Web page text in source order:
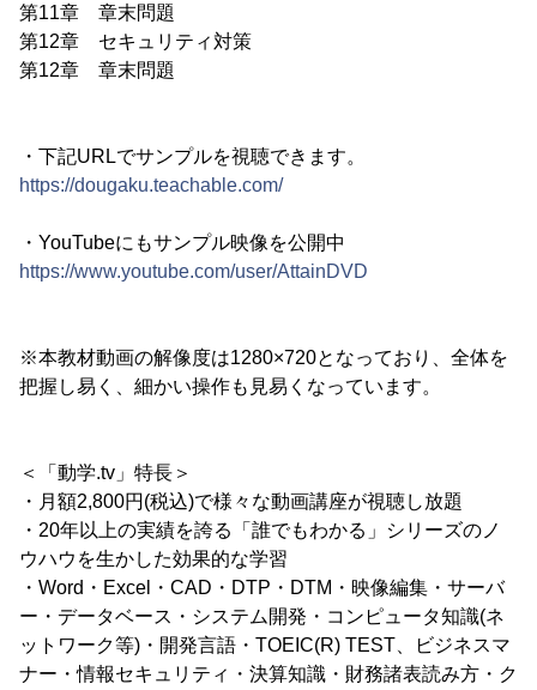
第11章 章末問題
第12章 セキュリティ対策
第12章 章末問題
・下記URLでサンプルを視聴できます。
https://dougaku.teachable.com/
・YouTubeにもサンプル映像を公開中
https://www.youtube.com/user/AttainDVD
※本教材動画の解像度は1280×720となっており、全体を
把握し易く、細かい操作も見易くなっています。
＜「動学.tv」特長＞
・月額2,800円(税込)で様々な動画講座が視聴し放題
・20年以上の実績を誇る「誰でもわかる」シリーズのノ
ウハウを生かした効果的な学習
・Word・Excel・CAD・DTP・DTM・映像編集・サーバ
ー・データベース・システム開発・コンピュータ知識(ネ
ットワーク等)・開発言語・TOEIC(R) TEST、ビジネスマ
ナー・情報セキュリティ・決算知識・財務諸表読み方・ク